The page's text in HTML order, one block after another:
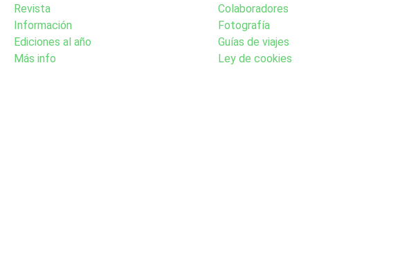
Revista
Información
Ediciones al año
Más info
Colaboradores
Fotografía
Guías de viajes
Ley de cookies